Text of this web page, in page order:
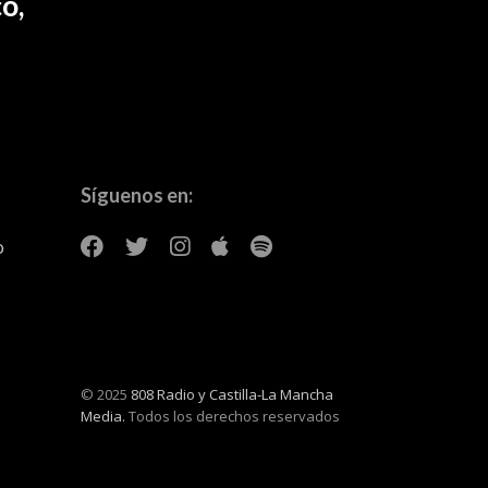
Síguenos en:
© 2025 808 Radio y Castilla-La Mancha
Media. Todos los derechos reservados